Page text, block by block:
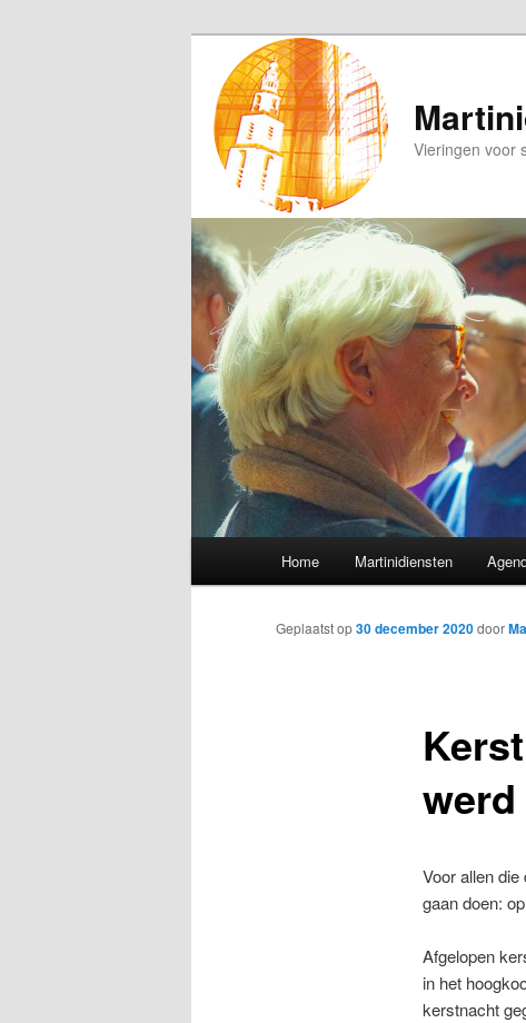
Vieringen voor
Home Martinidiensten
Geplaatst op30 december 2020door
Voor allen die
gaan doen:
Afgelopen
in het
kerstnacht